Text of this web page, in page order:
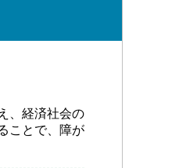
、経済社会の
ことで、障が